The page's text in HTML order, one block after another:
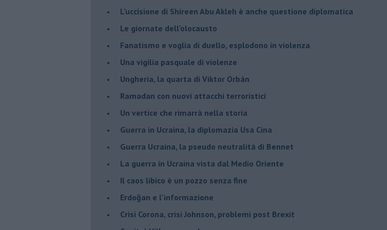
L'uccisione di Shireen Abu Akleh è anche questione diplomatica
Le giornate dell'olocausto
Fanatismo e voglia di duello, esplodono in violenza
Una vigilia pasquale di violenze
Ungheria, la quarta di Viktor Orbán
Ramadan con nuovi attacchi terroristici
Un vertice che rimarrà nella storia
Guerra in Ucraina, la diplomazia Usa Cina
Guerra Ucraina, la pseudo neutralità di Bennet
La guerra in Ucraina vista dal Medio Oriente
​Il caos libico è un pozzo senza fine
Erdoğan e l'informazione
Crisi Corona, crisi Johnson, problemi post Brexit